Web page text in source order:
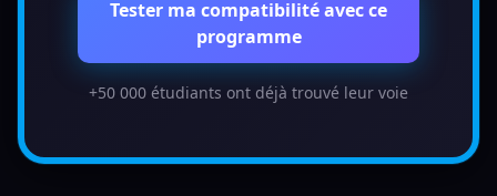
Tester ma compatibilité avec ce
programme
+50 000 étudiants ont déjà trouvé leur voie